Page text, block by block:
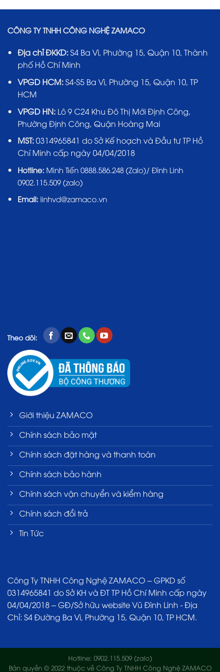
CÔNG TY TNHH CÔNG NGHỆ ZAMACO
Địa chỉ ĐKKD:S4 Ba Vì, Phường 15, Quận 10, Thành
phố Hồ Chí Minh
VPGD HCM:S4-S5 Ba Vì, Phường 15, Quận 10, TP
HCM
VPGD HN:Lô 9 C24 Khu Đô Thị Mới Định Công,
Phường Định Công, Quận Hoàng Mai
MST:0314965841 do Sở Kế hoạch và Đầu tư TP Hồ
Chí Minh cấp ngày 04/04/2018
Hotline: Minh Tiến 0888.586.248 (Zalo)/ Đình Linh
0902.115.509 (zalo)
Email:linhvd@zamaco.vn
Theo dõi:
Giới thiệu ZAMACO
Chính sách bảo mật
Chính sách đặt hàng và thanh toán
Chính sách bảo hành
Chính sách vận chuyển và kiểm hàng
Chính sách đổi trả
Tin Tức
Công Ty TNHH Công Nghệ ZAMACO – GPKD số
0314965841 do Sở KH và ĐT TP Hồ Chí Minh cấp ngày
04/04/2018 – GĐ/Sở hữu website Vũ Đình Linh - Địa
Chỉ: S4 Đường Ba Vì, Phường 15, Quận 10, TP HCM.
Hotline: 0902.115.509 (zalo)
Bản quyền © 2022 thuộc về Công Ty TNHH Công Nghệ ZAMACO